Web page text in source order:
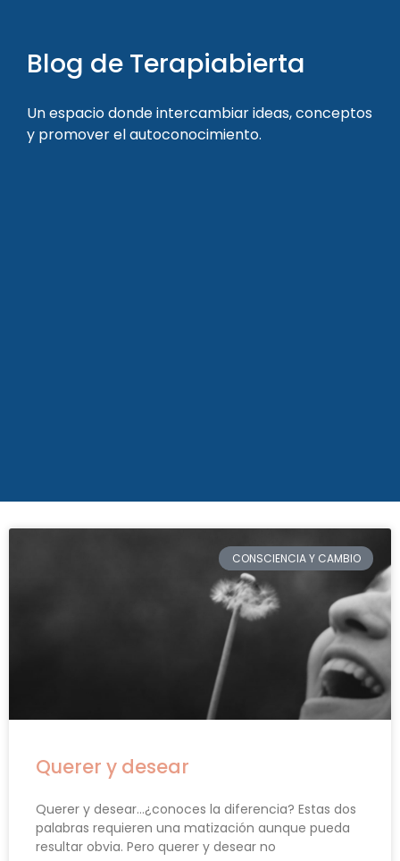
Blog de Terapiabierta
Un espacio donde intercambiar ideas, conceptos
y promover el autoconocimiento.
CONSCIENCIA Y CAMBIO
Querer y desear
Querer y desear…¿conoces la diferencia? Estas dos
palabras requieren una matización aunque pueda
resultar obvia. Pero querer y desear no